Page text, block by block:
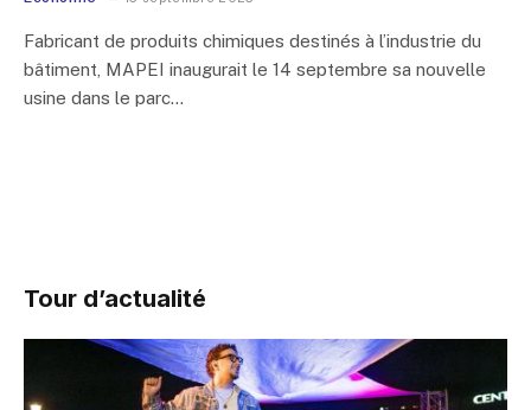
Fabricant de produits chimiques destinés à l’industrie du
bâtiment, MAPEI inaugurait le 14 septembre sa nouvelle
usine dans le parc…
Tour d’actualité